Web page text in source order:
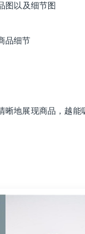
图以及细节图
品细节
晰地展现商品，越能